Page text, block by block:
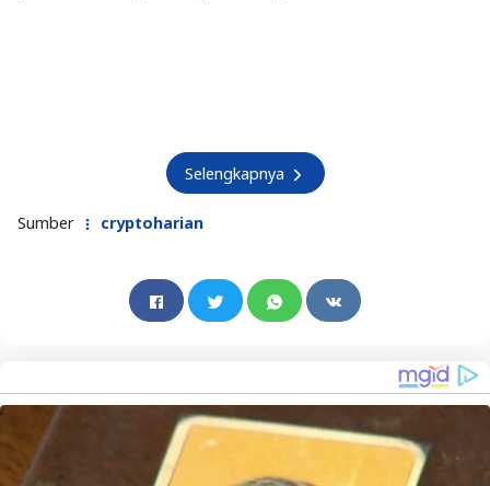
Selengkapnya
Sumber cryptoharian